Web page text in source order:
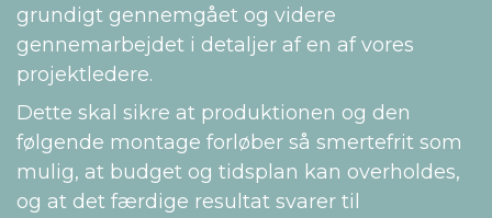
grundigt gennemgået og videre
gennemarbejdet i detaljer af en af vores
projektledere.
Dette skal sikre at produktionen og den
følgende montage forløber så smertefrit som
mulig, at budget og tidsplan kan overholdes,
og at det færdige resultat svarer til